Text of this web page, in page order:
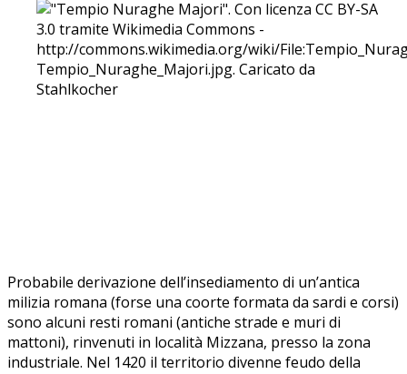
Probabile derivazione dell’insediamento di un’antica
milizia romana (forse una coorte formata da sardi e corsi)
sono alcuni resti romani (antiche strade e muri di
mattoni), rinvenuti in località Mizzana, presso la zona
industriale. Nel 1420 il territorio divenne feudo della